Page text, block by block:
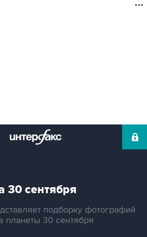
30 сентября
подборку фотографий
планеты 30 сентября